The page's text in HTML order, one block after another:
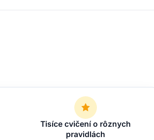
Tisíce cvičení o rôznych
pravidlách